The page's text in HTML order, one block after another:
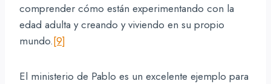
comprender cómo están experimentando con la
edad adulta y creando y viviendo en su propio
mundo.[9]
El ministerio de Pablo es un excelente ejemplo para